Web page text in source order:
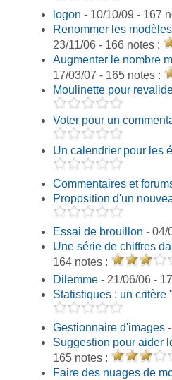
logon - 10/10/09 - 167
Renommer les
23/11/06 - 166 notes :
Augmenter le nombre
17/03/07 - 165 notes :
Moulinette pour
Voter pour un
Un calendrier pour les
Commentaires et
Proposition d'un
Essai de brouillon - 04/
Une série de chiffres
164 notes :
Dilemme - 21/06/06 -
Statistiques : un critère
Gestionnaire d'images
Suggestion pour aider
165 notes :
Faire des nuages de